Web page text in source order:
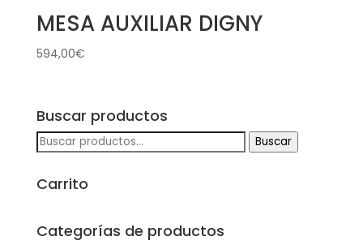
MESA AUXILIAR DIGNY
594,00€
Buscar productos
Buscar
por:
Buscar
Carrito
Categorías de productos